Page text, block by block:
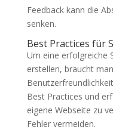
Feedback kann die
senken.
Best Practices für
Um eine erfolgreiche
erstellen, braucht
Best Practices und
eigene Webseite zu
Fehler vermeiden.